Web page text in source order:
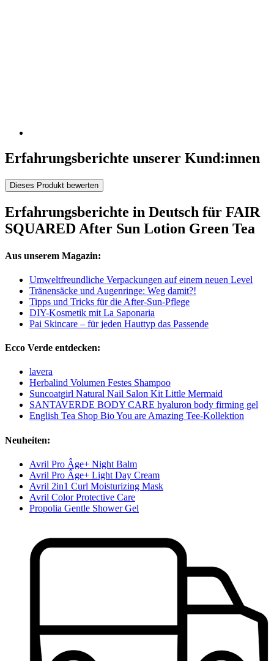
Erfahrungsberichte unserer Kund:innen
Dieses Produkt bewerten
Erfahrungsberichte in Deutsch für FAIR
SQUARED After Sun Lotion Green Tea
Aus unserem Magazin:
Umweltfreundliche Verpackungen auf einem neuen Level
Tränensäcke und Augenringe: Weg damit?!
Tipps und Tricks für die After-Sun-Pflege
DIY-Kosmetik mit La Saponaria
Pai Skincare – für jeden Hauttyp das Passende
Ecco Verde entdecken:
lavera
Herbalind Volumen Festes Shampoo
Suncoatgirl Natural Nail Salon Kit Little Mermaid
SANTAVERDE BODY CARE hyaluron body firming gel
English Tea Shop Bio You are Amazing Tee-Kollektion
Neuheiten:
Avril Pro Âge+ Night Balm
Avril Pro Âge+ Light Day Cream
Avril 2in1 Curl Moisturizing Mask
Avril Color Protective Care
Propolia Gentle Shower Gel